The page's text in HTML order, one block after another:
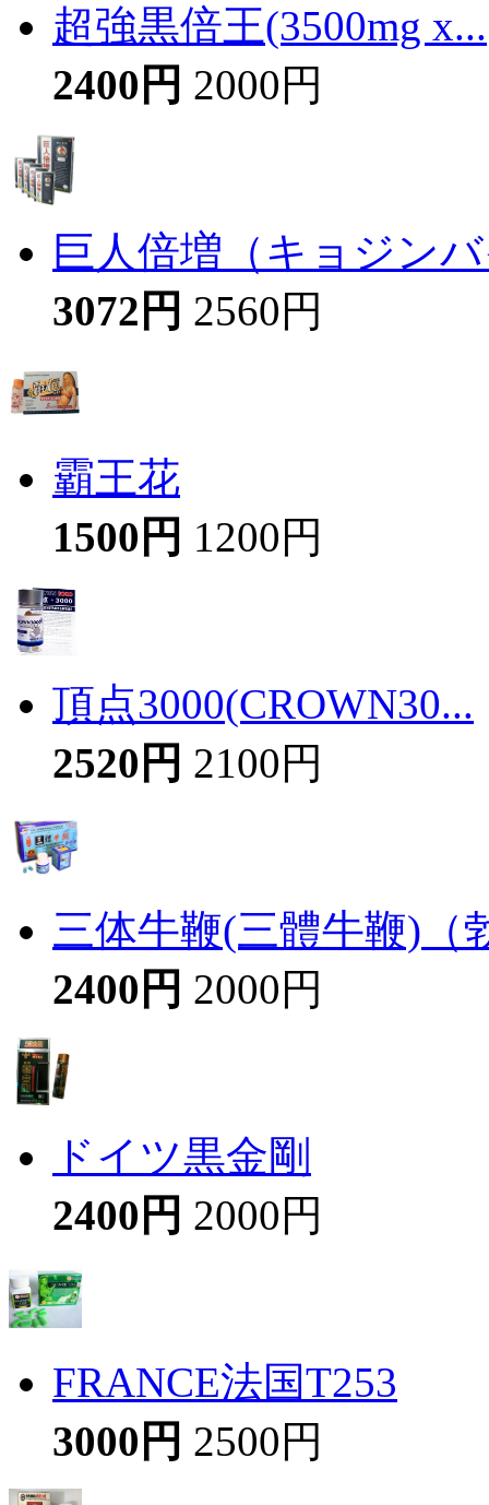
超強黒倍王(3500mg x...
2400円 2000円
巨人倍増（キョジン
3072円 2560円
霸王花
1500円 1200円
頂点3000(CROWN30...
2520円 2100円
三体牛鞭(三體牛鞭)（
2400円 2000円
ドイツ黒金剛
2400円 2000円
FRANCE法国T253
3000円 2500円